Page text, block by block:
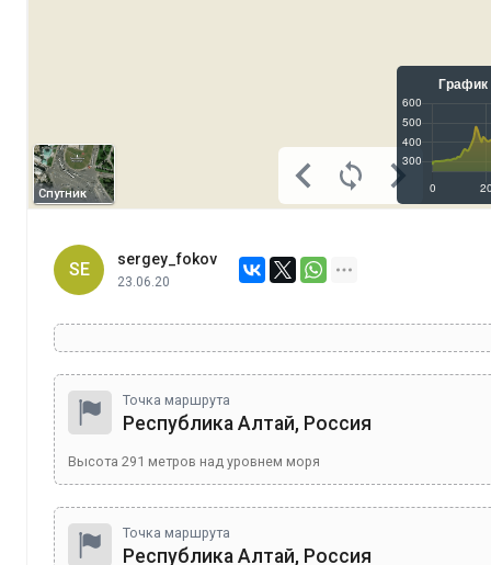
Спутник
SE
sergey_fokov
23.06.20
Точка маршрута
Республика Алтай, Россия
Высота 291 метров над уровнем моря
Точка маршрута
Республика Алтай, Россия